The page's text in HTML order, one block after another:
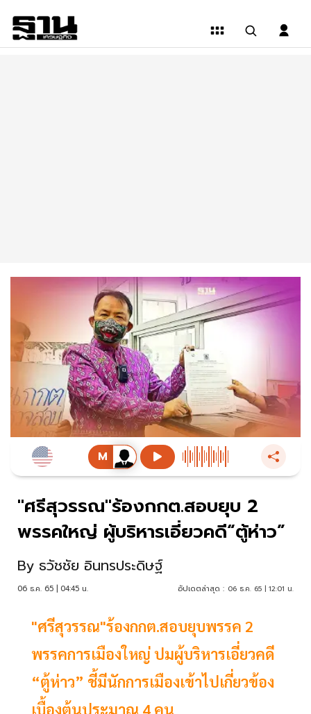
"ศรีสุวรรณ"ร้องกกต.สอบยุบ 2
พรรคใหญ่ ผู้บริหารเอี่ยวคดี“ตู้ห่าว”
By ธวัชชัย อินทรประดิษฐ์
06 ธ.ค. 65 | 04:45 น. อัปเดตล่าสุด : 06 ธ.ค. 65 | 12:01 น.
"ศรีสุวรรณ"ร้องกกต.สอบยุบพรรค 2
พรรคการเมืองใหญ่ ปมผู้บริหารเอี่ยวคดี
“ตู้ห่าว” ชี้มีนักการเมืองเข้าไปเกี่ยวข้อง
เบื้องต้นประมาณ 4 คน